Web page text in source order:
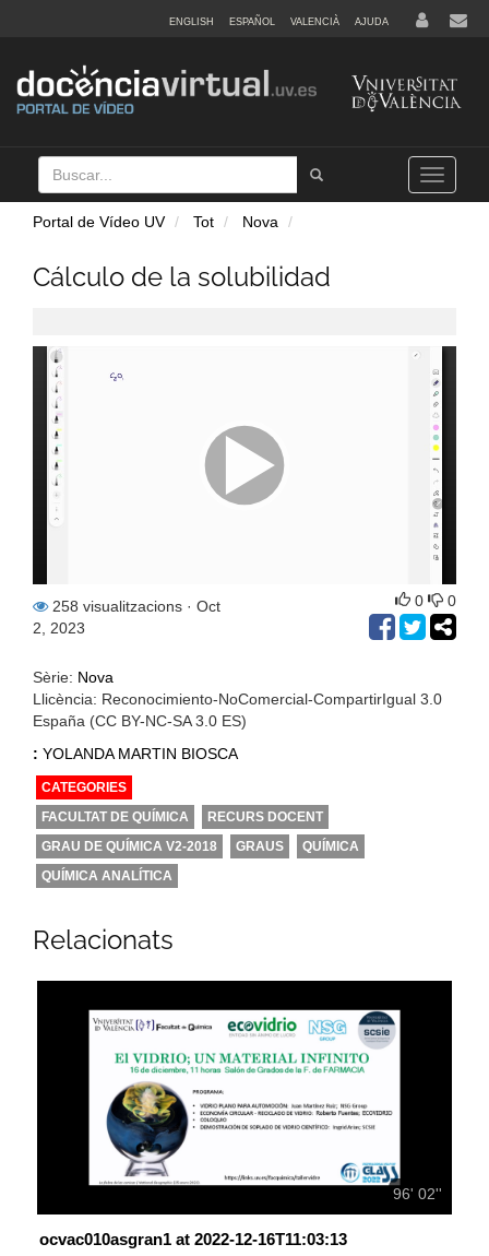
ENGLISH ESPAÑOL VALENCIÀ AJUDA
Buscar
Tramet
Toggle
navigation
Portal de Vídeo UV Tot Nova
Cálculo de la solubilidad
258 visualitzacions · Oct
2, 2023
0 0
Sèrie: Nova
Llicència: Reconocimiento-NoComercial-CompartirIgual 3.0
España (CC BY-NC-SA 3.0 ES)
: YOLANDA MARTIN BIOSCA
CATEGORIES
FACULTAT DE QUÍMICA
RECURS DOCENT
GRAU DE QUÍMICA V2-2018
GRAUS
QUÍMICA
QUÍMICA ANALÍTICA
Relacionats
96' 02''
ocvac010asgran1 at 2022-12-16T11:03:13